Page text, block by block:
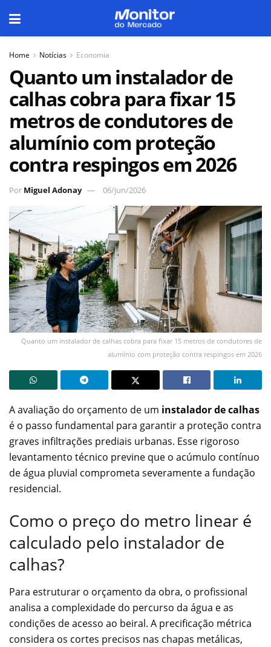
Home Notícias Economia
Quanto um instalador de
calhas cobra para fixar 15
metros de condutores de
alumínio com proteção
contra respingos em 2026
Por Miguel Adonay 06/jun/2026
Quanto um instalador de calhas cobra para fixar 15 metros de condutores de
alumínio com proteção contra respingos em 2026
A avaliação do orçamento de um instalador de calhas
é o passo fundamental para garantir a proteção contra
graves infiltrações prediais urbanas. Esse rigoroso
levantamento técnico previne que o acúmulo contínuo
de água pluvial comprometa severamente a fundação
residencial.
Como o preço do metro linear é
calculado pelo instalador de
calhas?
Para estruturar o orçamento da obra, o profissional
analisa a complexidade do percurso da água e as
condições de acesso ao beiral. A precificação métrica
considera os cortes precisos nas chapas metálicas,